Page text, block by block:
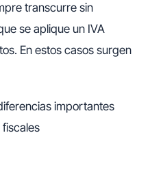
transcurre sin
se aplique un IVA
En estos casos surgen
importantes